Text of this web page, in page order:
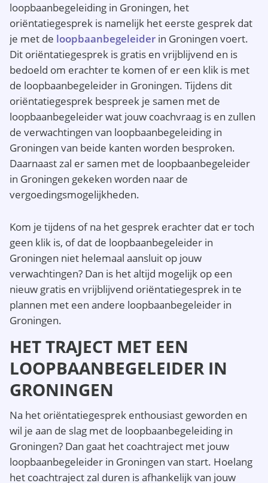
loopbaanbegeleiding in Groningen, het
oriëntatiegesprek is namelijk het eerste gesprek dat
je met de loopbaanbegeleider in Groningen voert.
Dit oriëntatiegesprek is gratis en vrijblijvend en is
bedoeld om erachter te komen of er een klik is met
de loopbaanbegeleider in Groningen. Tijdens dit
oriëntatiegesprek bespreek je samen met de
loopbaanbegeleider wat jouw coachvraag is en zullen
de verwachtingen van loopbaanbegeleiding in
Groningen van beide kanten worden besproken.
Daarnaast zal er samen met de loopbaanbegeleider
in Groningen gekeken worden naar de
vergoedingsmogelijkheden.
Kom je tijdens of na het gesprek erachter dat er toch
geen klik is, of dat de loopbaanbegeleider in
Groningen niet helemaal aansluit op jouw
verwachtingen? Dan is het altijd mogelijk op een
nieuw gratis en vrijblijvend oriëntatiegesprek in te
plannen met een andere loopbaanbegeleider in
Groningen.
HET TRAJECT MET EEN
LOOPBAANBEGELEIDER IN
GRONINGEN
Na het oriëntatiegesprek enthousiast geworden en
wil je aan de slag met de loopbaanbegeleiding in
Groningen? Dan gaat het coachtraject met jouw
loopbaanbegeleider in Groningen van start. Hoelang
het coachtraject zal duren is afhankelijk van jouw